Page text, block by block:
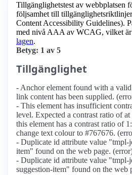
Tillgänglighetstest av webbplatsen
följsamhet till
Content Accessibility Guidelines).
med nivå AAA av WCAG, vilket är
lagen.
Betyg: 1 av 5
Tillgänglighet
- Anchor element found with a
link content has been supplied.
- This element has insufficient
level. Expected a contrast ratio of
this element has a contrast ratio of
change text colour to #767676.
- Duplicate id attribute value "tmpl-
item" found on the web page.
- Duplicate id attribute value "tmpl-
suggestion-item" found on the web